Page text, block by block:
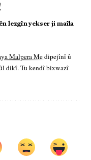
lezgîn yekser ji maîla
Malpera Medipejînî û
dikî. Tu kendî bixwazî